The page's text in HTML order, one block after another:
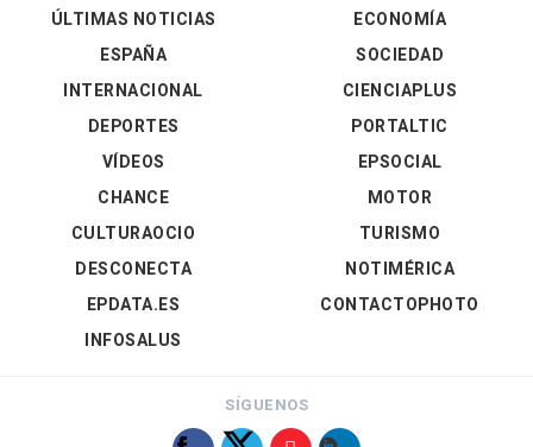
ÚLTIMAS NOTICIAS
ESPAÑA
INTERNACIONAL
DEPORTES
VÍDEOS
ECONOMÍA
SOCIEDAD
CIENCIAPLUS
PORTALTIC
EPSOCIAL
CHANCE
CULTURAOCIO
DESCONECTA
EPDATA.ES
INFOSALUS
MOTOR
TURISMO
NOTIMÉRICA
CONTACTOPHOTO
SÍGUENOS